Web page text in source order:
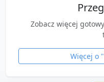
Zobacz więcej
Więcej o "